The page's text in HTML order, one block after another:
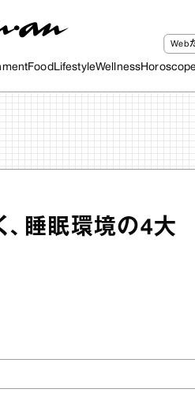
Food LifestyleWellness
Web
、睡眠環境の4大